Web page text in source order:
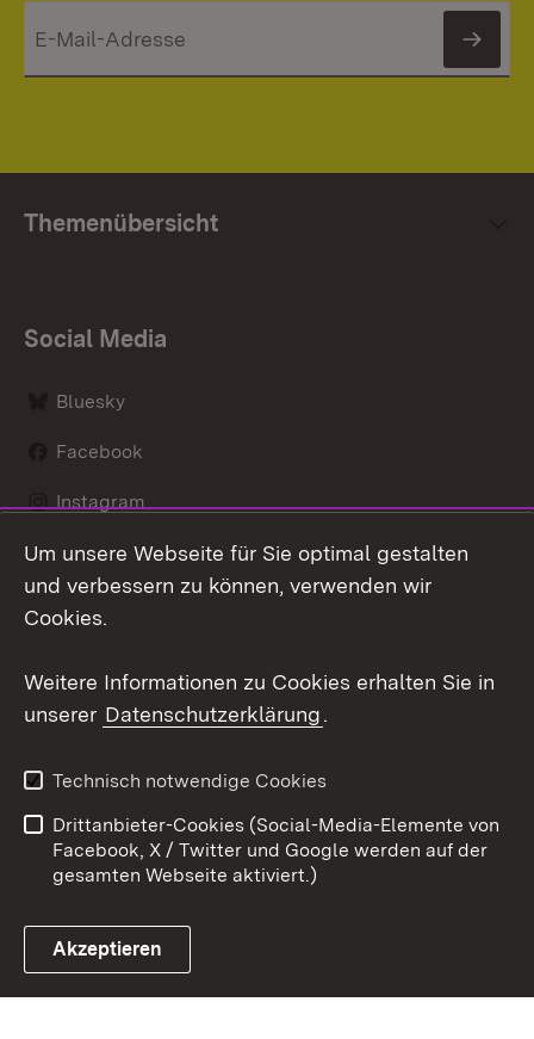
Themenübersicht
Social Media
Bluesky
Facebook
Instagram
LinkedIn
Link zum Landesportal
Datenschutz
Barrierefreiheit
Impressum
Cookies
Um unsere Webseite für Sie optimal gestalten
und verbessern zu können, verwenden wir
Cookies.
Weitere Informationen zu Cookies erhalten Sie in
unserer Datenschutzerklärung.
Technisch notwendige Cookies
Drittanbieter-Cookies (Social-Media-Elemente von
Facebook, X / Twitter und Google werden auf der
gesamten Webseite aktiviert.)
Akzeptieren